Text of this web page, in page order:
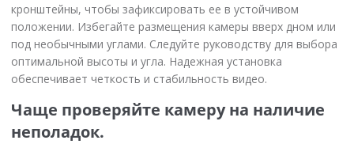
кронштейны, чтобы зафиксировать ее в устойчивом
положении. Избегайте размещения камеры вверх дном или
под необычными углами. Следуйте руководству для выбора
оптимальной высоты и угла. Надежная установка
обеспечивает четкость и стабильность видео.
Чаще проверяйте камеру на наличие
неполадок.